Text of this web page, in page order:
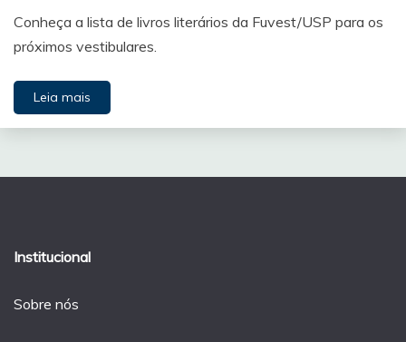
Conheça a lista de livros literários da Fuvest/USP para os
próximos vestibulares.
Leia mais
Institucional
Sobre nós